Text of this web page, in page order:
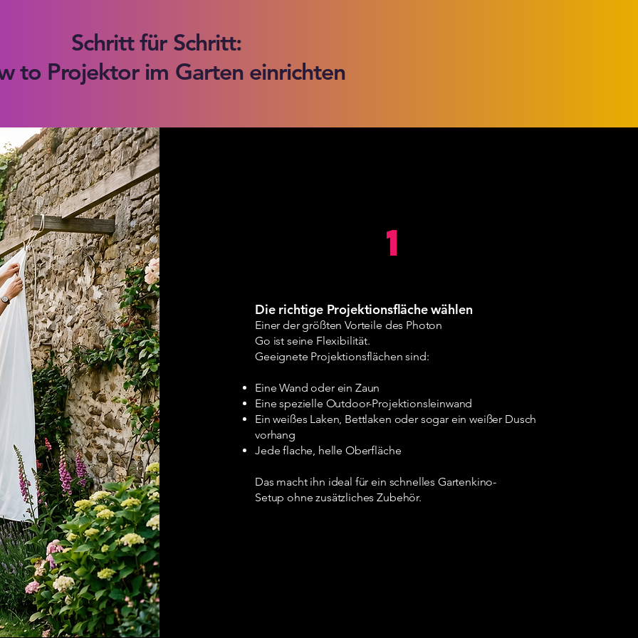
Schritt für Schritt:
to Projektor im Garten einrichten
1
Die richtige Projektionsfläche wählen
Einer der größten Vorteile des Photon
Go ist seine Flexibilität.
Geeignete Projektionsflächen sind:
Eine Wand oder ein Zaun
Eine spezielle Outdoor-Projektionsleinwand
Ein weißes Laken, Bettlaken oder sogar ein weißer Dusch
vorhang
Jede flache, helle Oberfläche
Das macht ihn ideal für ein schnelles Gartenkino-
Setup ohne zusätzliches Zubehör.